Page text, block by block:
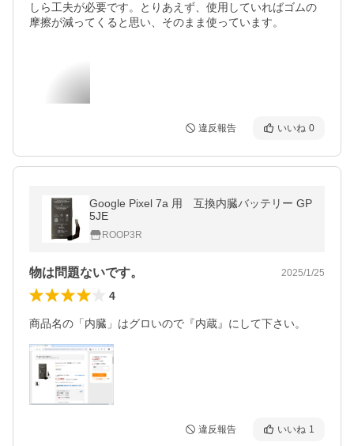
しら工夫が必要です。とりあえず、使用していればゴムの
摩擦が減ってくると思い、そのまま使っています。
違反報告 いいね 0
Google Pixel 7a 用 互換内臓バッテリー GP
5JE
ROOP3R
物は問題ないです。 2025/1/25
4
商品名の「内臓」はグロいので『内蔵』にして下さい。
違反報告 いいね 1